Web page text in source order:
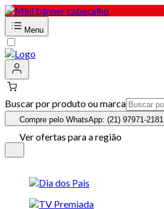
Menu
Buscar por produto ou marca
Compre pelo WhatsApp: (21) 97971-2181
Ver ofertas para a região